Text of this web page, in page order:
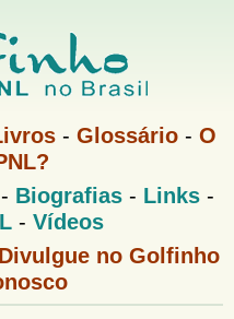
- Glossário- O
Biografias- Links-
- Vídeos
Divulgue no Golfinho